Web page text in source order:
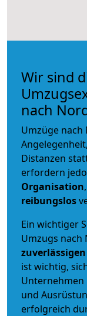
Wir sind
nach
Umzüge
Distanzen
erfordern
Organisation
reibungslos
Ein wichtiger
Umzugs nach
zuverlässigen
ist wichtig,
und
erfolgreich